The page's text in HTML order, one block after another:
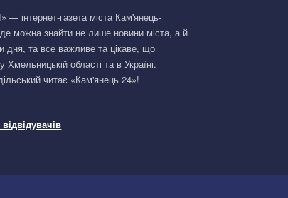
— інтернет-газета міста Кам'янець-
можна знайти не лише новини міста, а й
дня, та все важливе та цікаве, що
Хмельницькій області та в Україні.
читає «Кам'янець 24»!